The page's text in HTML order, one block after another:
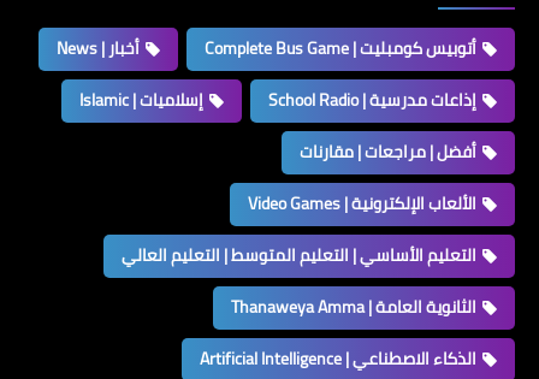
أتوبيس كومبليت | Complete Bus Game
أخبار | News
إذاعات مدرسية | School Radio
إسلاميات | Islamic
أفضل | مراجعات | مقارنات
الألعاب الإلكترونية | Video Games
التعليم الأساسي | التعليم المتوسط | التعليم العالي
الثانوية العامة | Thanaweya Amma
الذكاء الاصطناعي | Artificial Intelligence